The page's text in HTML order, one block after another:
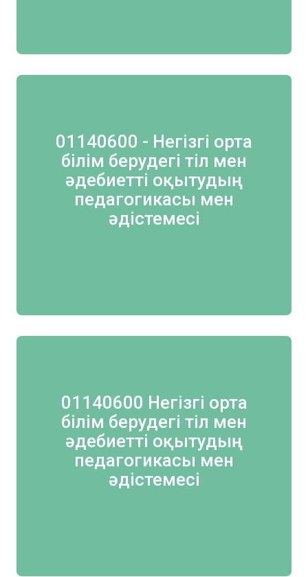
01140600 - Негізгі орта
білім берудегі тіл мен
әдебиетті оқытудың
педагогикасы мен
әдістемесі
01140600 Негізгі орта
білім берудегі тіл мен
әдебиетті оқытудың
педагогикасы мен
әдістемесі